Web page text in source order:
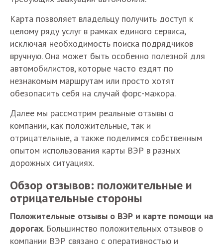
Карта позволяет владельцу получить доступ к
целому ряду услуг в рамках единого сервиса,
исключая необходимость поиска подрядчиков
вручную. Она может быть особенно полезной для
автомобилистов, которые часто ездят по
незнакомым маршрутам или просто хотят
обезопасить себя на случай форс-мажора.
Далее мы рассмотрим реальные отзывы о
компании, как положительные, так и
отрицательные, а также поделимся собственным
опытом использования карты ВЭР в разных
дорожных ситуациях.
Обзор отзывов: положительные и
отрицательные стороны
Положительные отзывы о ВЭР и карте помощи на
дорогах. Большинство положительных отзывов о
компании ВЭР связано с оперативностью и